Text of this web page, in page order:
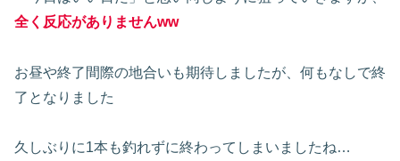
全く反応がありませんww
お昼や終了間際の地合いも期待しましたが、何もなしで終
了となりました
久しぶりに1本も釣れずに終わってしまいましたね…